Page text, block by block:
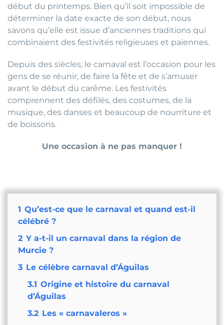
début du printemps. Bien qu’il soit impossible de
déterminer la date exacte de son début, nous
savons qu’elle est issue d’anciennes traditions qui
combinaient des festivités religieuses et païennes.
Depuis des siècles, le carnaval est l’occasion pour les
gens de se réunir, de faire la fête et de s’amuser
avant le début du carême. Les festivités
comprennent des défilés, des costumes, de la
musique, des danses et beaucoup de nourriture et
de boissons.
Une occasion à ne pas manquer !
1 Qu’est-ce que le carnaval et quand est-il
célébré ?
2 Y a-t-il un carnaval dans la région de
Murcie ?
3 Le célèbre carnaval d’Águilas
3.1 Origine et histoire du carnaval
d’Águilas
3.2 Les « carnavaleros »